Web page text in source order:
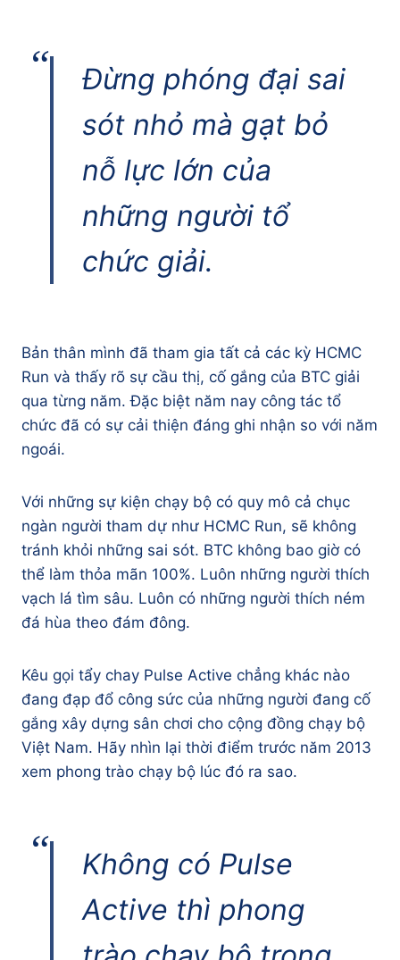
Đừng phóng đại sai
sót nhỏ mà gạt bỏ
nỗ lực lớn của
những người tổ
chức giải.
Bản thân mình đã tham gia tất cả các kỳ HCMC
Run và thấy rõ sự cầu thị, cố gắng của BTC giải
qua từng năm. Đặc biệt năm nay công tác tổ
chức đã có sự cải thiện đáng ghi nhận so với năm
ngoái.
Với những sự kiện chạy bộ có quy mô cả chục
ngàn người tham dự như HCMC Run, sẽ không
tránh khỏi những sai sót. BTC không bao giờ có
thể làm thỏa mãn 100%. Luôn những người thích
vạch lá tìm sâu. Luôn có những người thích ném
đá hùa theo đám đông.
Kêu gọi tẩy chay Pulse Active chẳng khác nào
đang đạp đổ công sức của những người đang cố
gắng xây dựng sân chơi cho cộng đồng chạy bộ
Việt Nam. Hãy nhìn lại thời điểm trước năm 2013
xem phong trào chạy bộ lúc đó ra sao.
Không có Pulse
Active thì phong